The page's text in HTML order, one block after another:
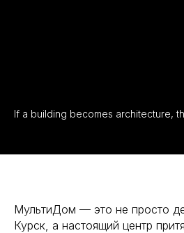
If a building becomes architecture,
МультиДом — это не просто
Курск, а настоящий центр
Политика